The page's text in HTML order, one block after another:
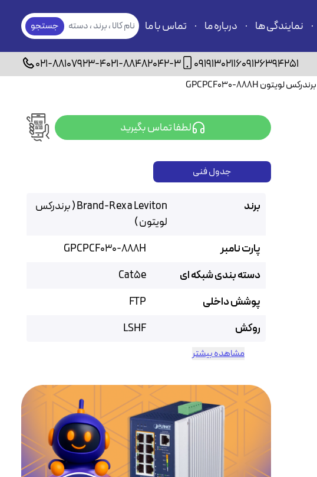
نمایندگی ها درباره ما تماس با ما
نام کالا ، برند ، دسته
بندی
جستجو
09126394251
09191302116
021-88482042-3
021-88107923-4
لطفا تماس بگیرید
جدول فنی
برند
Brand-Rex a Leviton ( برندرکس
لویتون )
پارت نامبر
GPCPCF030-888H
دسته بندی شبکه ای
Cat5e
پوشش داخلی
FTP
روکش
LSHF
مشاهده بیشتر